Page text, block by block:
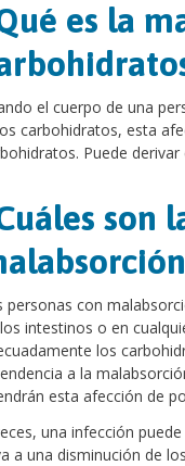
es la
el cuerpo de una
carbohidratos, esta
Puede
son
personas con
intestinos o en
los
a la
esta afección de
una infección
a una disminución de